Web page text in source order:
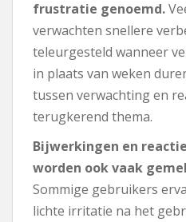
frustratie genoemd.
verwachten snellere
teleurgesteld wanneer
in plaats van weken
tussen verwachting en
terugkerend thema.
Bijwerkingen en
worden ook vaak
Sommige gebruikers
lichte irritatie na het